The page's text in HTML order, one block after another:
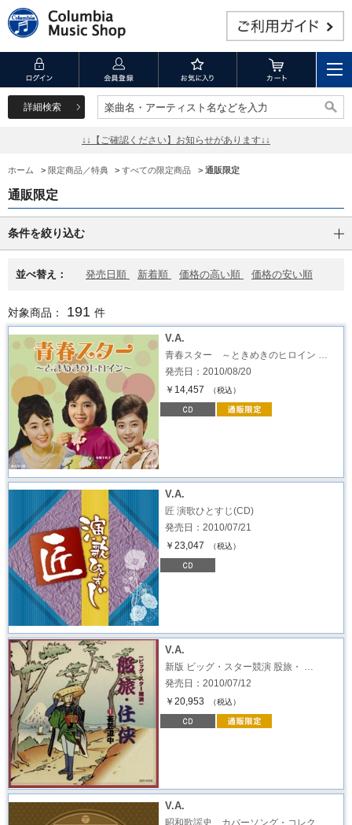
詳細検索 楽曲名・アーティスト名などを入力
楽曲名・アーティスト名などを入力
↓↓【ご確認ください】お知らせがあります↓↓
ホーム > 限定商品／特典 > すべての限定商品 > 通販限定
通販限定
条件を絞り込む
並べ替え： 発売日順 新着順 価格の高い順 価格の安い順
対象商品： 191 件
V.A.
青春スター ～ときめきのヒロイン …
発売日：2010/08/20
￥14,457
（税込）
V.A.
匠 演歌ひとすじ(CD)
発売日：2010/07/21
￥23,047
（税込）
V.A.
新版 ビッグ・スター競演 股旅・ …
発売日：2010/07/12
￥20,953
（税込）
V.A.
昭和歌謡史 カバーソング・コレク …